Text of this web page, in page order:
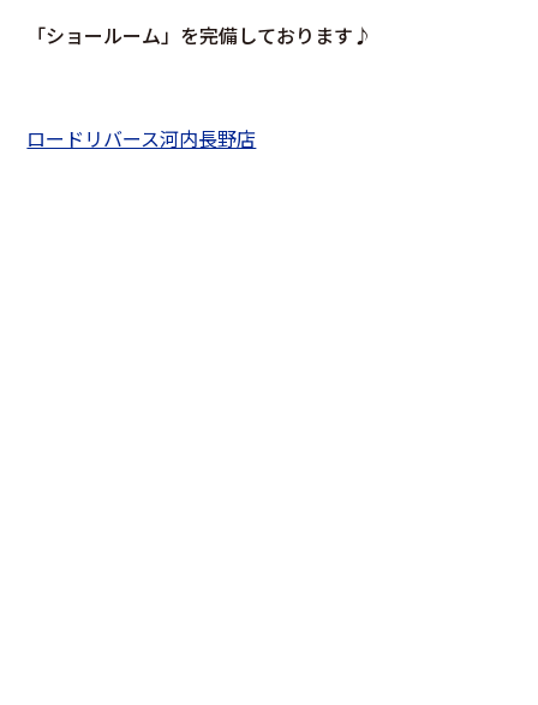
「ショールーム」を完備しております♪
ロードリバース河内長野店